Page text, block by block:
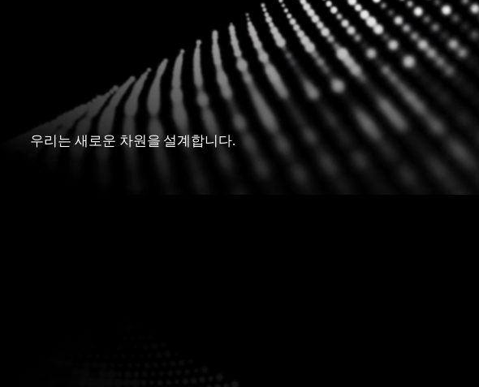
우리는 새로운 차원을 설계합니다.